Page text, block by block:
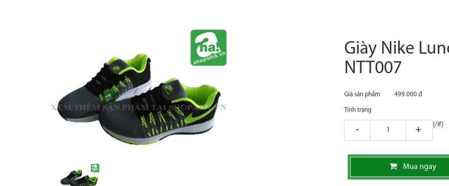
Giày Nike
NTT007
Giá sản phẩm 499.000 đ
Tình trạng
giam tang
{/if}
Mua ngay